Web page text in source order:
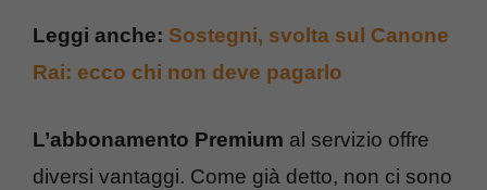
Leggi anche: Sostegni, svolta sul Canone
Rai: ecco chi non deve pagarlo
L’abbonamento Premium al servizio offre
diversi vantaggi. Come già detto, non ci sono